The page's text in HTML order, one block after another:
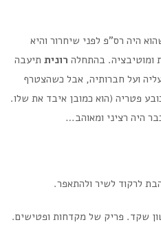
היה רס"פ לפני שיחרור והיא
ומוטיבציה. בהתחלה רונית תיעבה
ועל חברותיה, אבל כשהצטרף
פטריה (הוא כמובן איבד את שלו.
היה רציני ומאוהב…
לרקוד לשיר ולהתאפר.
שקד. פריק של מקדחות ופטישים.